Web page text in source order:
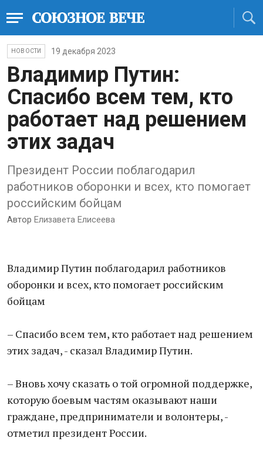
НОВОСТИ 19 декабря 2023
Владимир Путин:
Спасибо всем тем, кто
работает над решением
этих задач
Президент России поблагодарил
работников оборонки и всех, кто помогает
российским бойцам
Автор Елизавета Елисеева
Владимир Путин поблагодарил работников
оборонки и всех, кто помогает российским
бойцам
– Спасибо всем тем, кто работает над решением
этих задач, - сказал Владимир Путин.
– Вновь хочу сказать о той огромной поддержке,
которую боевым частям оказывают наши
граждане, предприниматели и волонтеры, -
отметил президент России.